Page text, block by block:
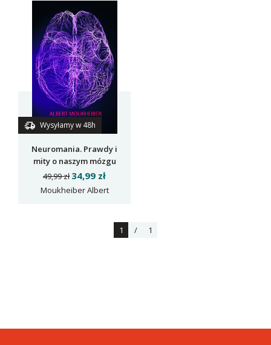
Wysyłamy w 48h
Neuromania. Prawdy i
mity o naszym mózgu
49,99 zł 34,99 zł
Moukheiber Albert
1 / 1